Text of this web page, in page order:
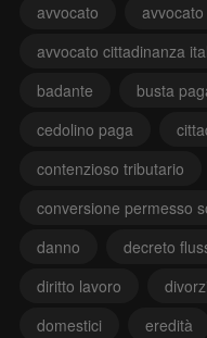
avvocato
avvocato cittadinanza
badante
busta
cedolino paga
contenzioso tributario
conversione permesso
danno
decreto
diritto lavoro
domestici
eredità